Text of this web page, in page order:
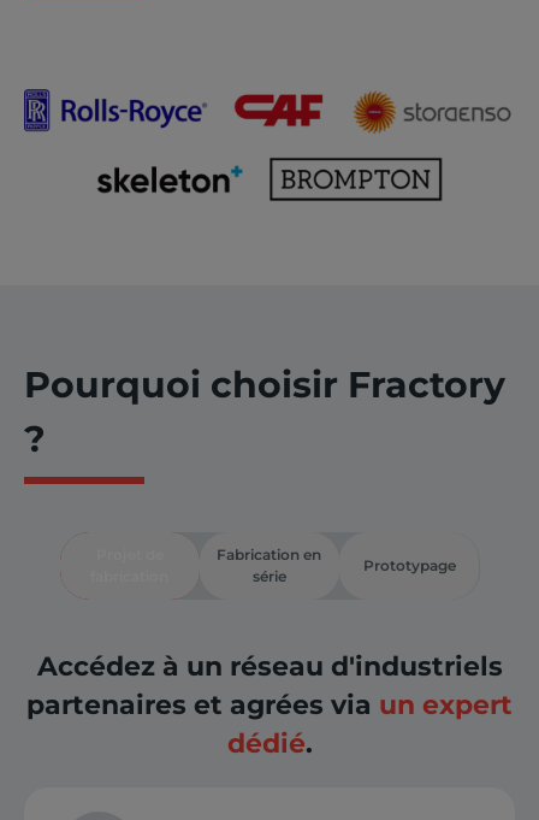
Pourquoi choisir Fractory
?
Fabrication en
série
Prototypage
Accédez à un réseau d'industriels
partenaires et agrées via un expert
dédié.